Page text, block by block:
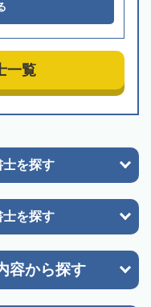
一覧
士を探す
士を探す
容から探す